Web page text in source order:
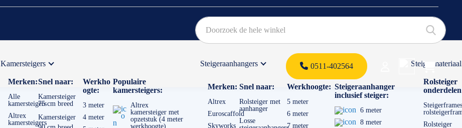
0511-402564
Kamersteigers
Merken:
Alle
kamersteigers
Altrex
kamersteigers
Snel naar:
Kamersteiger
75 cm breed
Kamersteiger
Werkho
ogte:
3 meter
4 meter
Populaire
kamersteigers:
Altrex
kamersteiger met
opzetstuk (4 meter
werkhoogte)
Steigeraanhangers
Merken:
Altrex
Euroscaffold
Skyworks
Snel naar:
Rolsteiger met
aanhanger
Losse
Werkhoogte:
5 meter
6 meter
7 meter
Steigeraanhanger
inclusief steiger:
6 meter
8 meter
Steigermateriaal
Rolsteiger
Rolsteiger